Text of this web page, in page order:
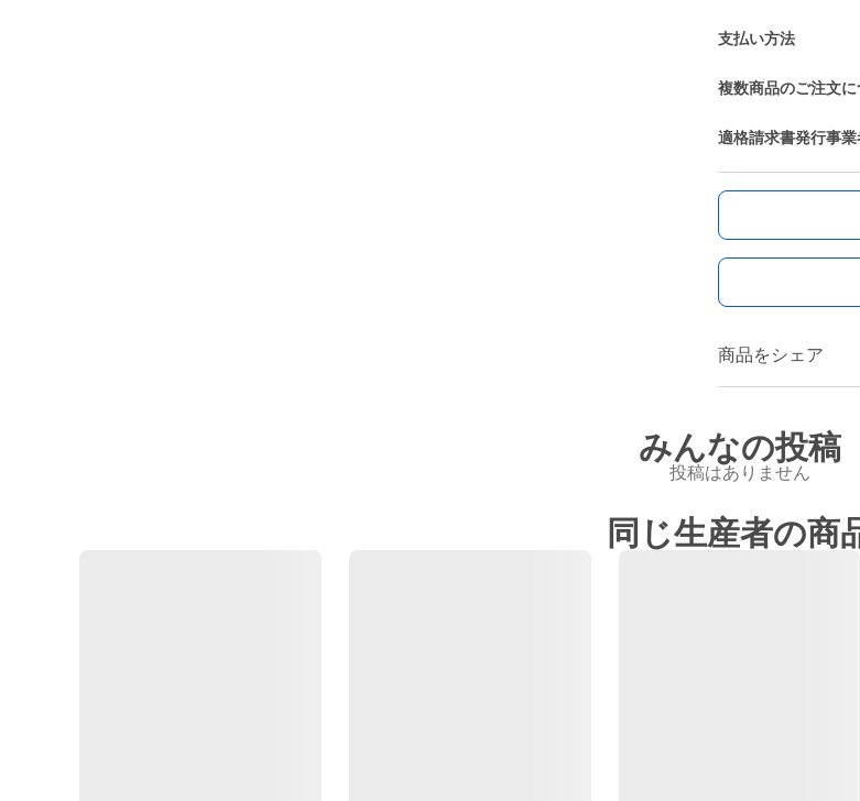
支払い方法
複数商品のご注文に
適格請求書発行事
商品をシェア
みんなの投稿
投稿はありません
同じ生産者の商